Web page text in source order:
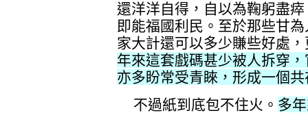
還洋洋自得，自以為鞠躬盡
即能福國利民。至於那些甘
家大計還可以多少賺些好處
年來這套戲碼甚少被人拆穿
亦多盼常受青睞，形成一個
不過紙到底包不住火。 多